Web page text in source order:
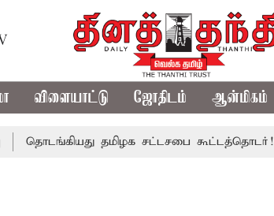
விளையாட்டு ஜோதிடம் ஆன்மிகம்
தமிழக சட்டசபை கூட்டத்தொடர்!